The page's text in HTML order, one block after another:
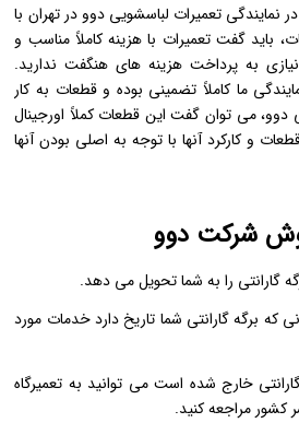
نمایندگی تعمیرات لباسشویی دوو در تهران با
گفت تعمیرات با هزینه کاملاً مناسب و
به پرداخت هزینه های هنگفت ندارید.
ما کاملاً تضمینی بوده و قطعات به کار
دوو، می توان گفت این قطعات کملاً اورجینال
و کارکرد آنها با توجه به اصلی بودن آنها
شرکت دوو
گارانتی را به شما تحویل می دهد.
برگه گارانتی شما تاریخ دارد خدمات مورد
خارج شده است می توانید به تعمیرگاه
مراجعه کنید.